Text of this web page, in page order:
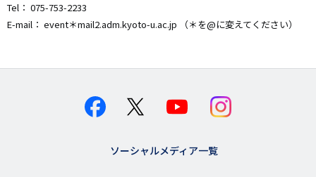
Tel： 075-753-2233
E-mail： event＊mail2.adm.kyoto-u.ac.jp （＊を@に変えてください）
ソーシャルメディア一覧